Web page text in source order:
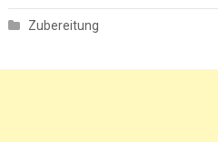
Zubereitung